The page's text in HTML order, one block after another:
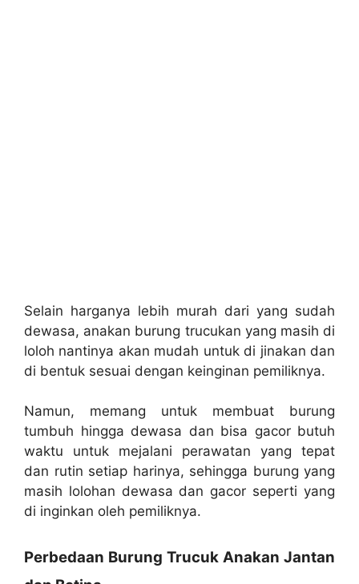
Selain harganya lebih murah dari yang sudah
dewasa, anakan burung trucukan yang masih di
loloh nantinya akan mudah untuk di jinakan dan
di bentuk sesuai dengan keinginan pemiliknya.
Namun, memang untuk membuat burung
tumbuh hingga dewasa dan bisa gacor butuh
waktu untuk mejalani perawatan yang tepat
dan rutin setiap harinya, sehingga burung yang
masih lolohan dewasa dan gacor seperti yang
di inginkan oleh pemiliknya.
Perbedaan Burung Trucuk Anakan Jantan